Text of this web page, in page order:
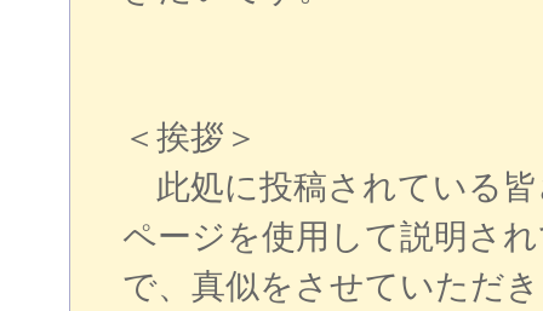
＜挨拶＞
此処に投稿されている
ページを使用して説明さ
で、真似をさせていただ